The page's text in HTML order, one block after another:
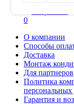
0
О компании
Способы
Доставка
Монтаж
Для партнеров
Политика
Гарантия и